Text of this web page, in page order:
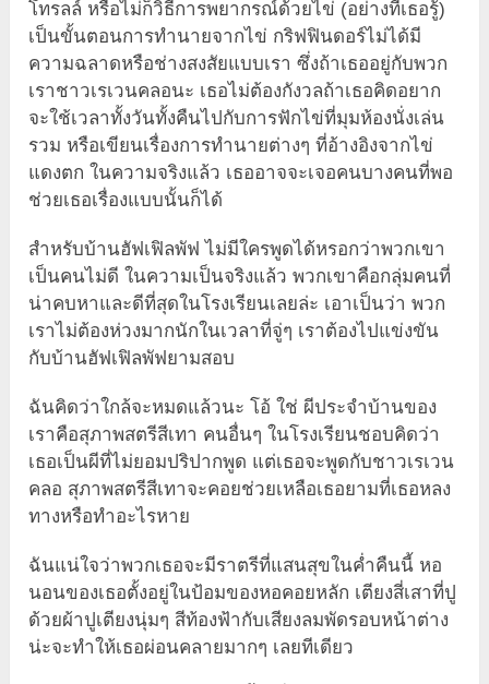
โทรลล์ หรือไม่ก็วิธีการพยากรณ์ด้วยไข่ (อย่างที่เธอรู้)
เป็นขั้นตอนการทำนายจากไข่ กริฟฟินดอร์ไม่ได้มี
ความฉลาดหรือช่างสงสัยแบบเรา ซึ่งถ้าเธออยู่กับพวก
เราชาวเรเวนคลอนะ เธอไม่ต้องกังวลถ้าเธอคิดอยาก
จะใช้เวลาทั้งวันทั้งคืนไปกับการฟักไข่ที่มุมห้องนั่งเล่น
รวม หรือเขียนเรื่องการทำนายต่างๆ ที่อ้างอิงจากไข่
แดงตก ในความจริงแล้ว เธออาจจะเจอคนบางคนที่พอ
ช่วยเธอเรื่องแบบนั้นก็ได้
สำหรับบ้านฮัฟเฟิลพัฟ ไม่มีใครพูดได้หรอกว่าพวกเขา
เป็นคนไม่ดี ในความเป็นจริงแล้ว พวกเขาคือกลุ่มคนที่
น่าคบหาและดีที่สุดในโรงเรียนเลยล่ะ เอาเป็นว่า พวก
เราไม่ต้องห่วงมากนักในเวลาที่จู่ๆ เราต้องไปแข่งขัน
กับบ้านฮัฟเฟิลพัฟยามสอบ
ฉันคิดว่าใกล้จะหมดแล้วนะ โอ้ ใช่ ผีประจำบ้านของ
เราคือสุภาพสตรีสีเทา คนอื่นๆ ในโรงเรียนชอบคิดว่า
เธอเป็นผีที่ไม่ยอมปริปากพูด แต่เธอจะพูดกับชาวเรเวน
คลอ สุภาพสตรีสีเทาจะคอยช่วยเหลือเธอยามที่เธอหลง
ทางหรือทำอะไรหาย
ฉันแน่ใจว่าพวกเธอจะมีราตรีที่แสนสุขในค่ำคืนนี้ หอ
นอนของเธอตั้งอยู่ในป้อมของหอคอยหลัก เตียงสี่เสาที่ปู
ด้วยผ้าปูเตียงนุ่มๆ สีท้องฟ้ากับเสียงลมพัดรอบหน้าต่าง
น่ะจะทำให้เธอผ่อนคลายมากๆ เลยทีเดียว